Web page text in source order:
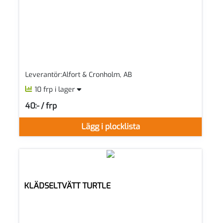
Leverantör:Alfort & Cronholm, AB
10 frp i lager
Lägg i plocklista
40:- / frp
SEK per FRP
KLÄDSELTVÄTT TURTLE